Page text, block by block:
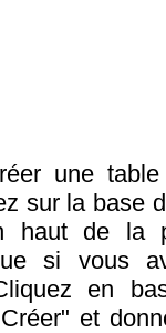
une
sur la base
haut de la
si vous
en
et